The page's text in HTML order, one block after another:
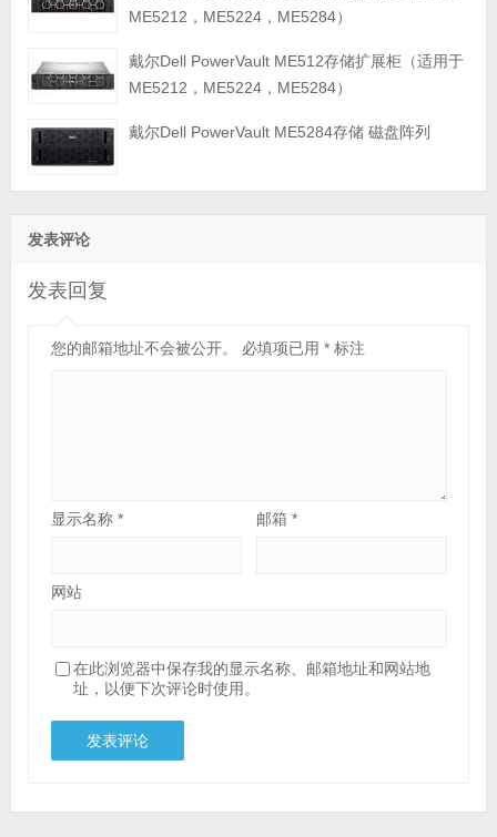
ME5212，ME5224，ME5284）
戴尔Dell PowerVault ME512存储扩展柜（适用于
ME5212，ME5224，ME5284）
戴尔Dell PowerVault ME5284存储 磁盘阵列
发表评论
发表回复
您的邮箱地址不会被公开。 必填项已用 *标注
显示名称 * 邮箱*
网站
在此浏览器中保存我的显示名称、邮箱地址和网站地
址，以便下次评论时使用。